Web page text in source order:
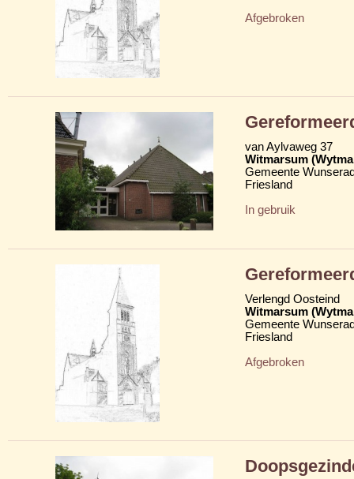
Afgebroken
van Aylvaweg 37
Witmarsum
Gemeente
Friesland
In gebruik
Verlengd Oosteind
Witmarsum
Gemeente
Friesland
Afgebroken